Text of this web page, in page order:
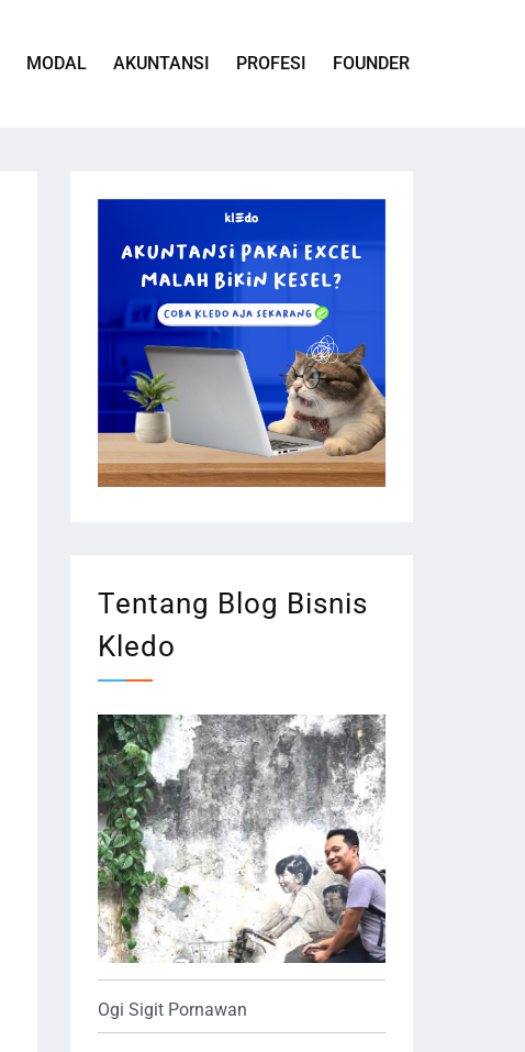
MODAL AKUNTANSI PROFESI FOUNDER
Tentang Blog Bisnis
Kledo
Ogi Sigit Pornawan